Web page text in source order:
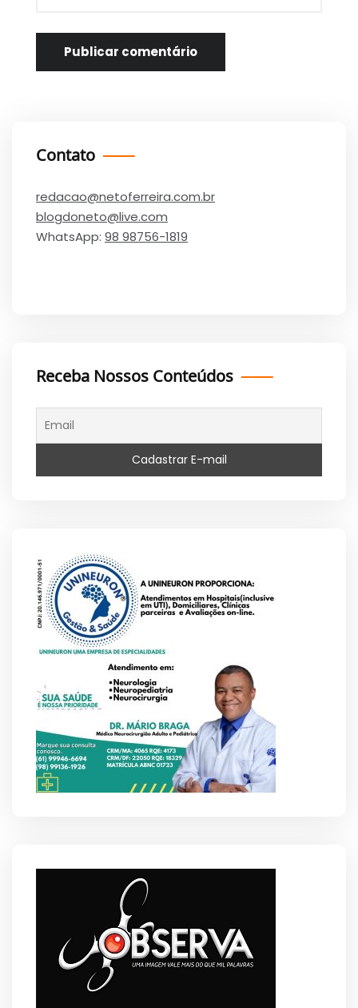
Contato
redacao@netoferreira.com.br
blogdoneto@live.com
WhatsApp: 98 98756-1819
Receba Nossos Conteúdos